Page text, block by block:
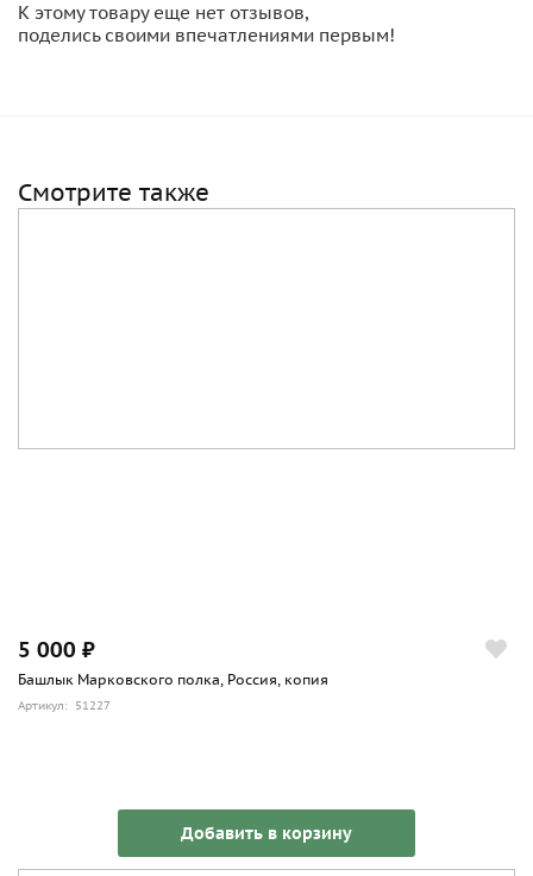
К этому товару еще нет отзывов,
поделись своими впечатлениями первым!
Смотрите также
5 000 ₽
Башлык Марковского полка, Россия, копия
Артикул: 51227
Добавить в корзину